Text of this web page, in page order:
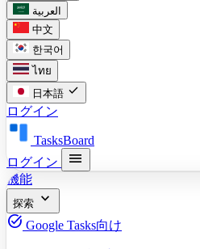
العربية
中文
한국어
ไทย
日本語 check
ログイン
TasksBoard
ログイン
menu
機能
探索 expand_more
task_alt Google Tasks向け